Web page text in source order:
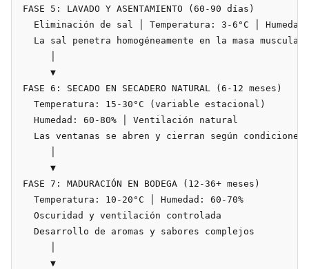
FASE 5: LAVADO Y ASENTAMIENTO (60-90 días)
Eliminación de sal │ Temperatura: 3-6°C │
  La sal penetra homogéneamente en la masa muscular
     ▼
FASE 6: SECADO EN SECADERO NATURAL (6-12 meses)
  Temperatura: 15-30°C (variable estacional)
  Humedad: 60-80% │ Ventilación natural
  Las ventanas se abren y cierran según condiciones
     ▼
FASE 7: MADURACIÓN EN BODEGA (12-36+ meses)
  Temperatura: 10-20°C │ Humedad: 60-70%
  Oscuridad y ventilación controlada
  Desarrollo de aromas y sabores complejos
     ▼